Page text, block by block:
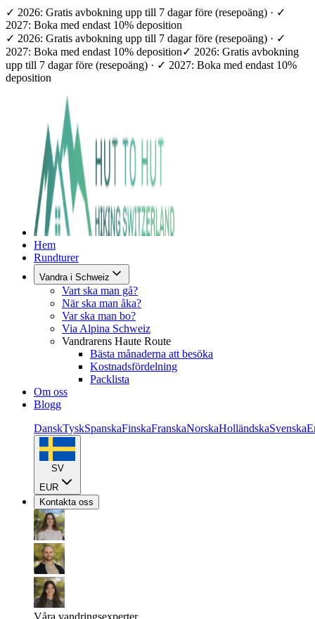
✓ 2026: Gratis avbokning upp till 7 dagar före (resepoäng) · ✓
2027: Boka med endast 10% deposition
✓ 2026: Gratis avbokning upp till 7 dagar före (resepoäng) · ✓
2027: Boka med endast 10% deposition✓ 2026: Gratis avbokning
upp till 7 dagar före (resepoäng) · ✓ 2027: Boka med endast 10%
deposition
Hem
Rundturer
Vandra i Schweiz
Vart ska man gå?
När ska man åka?
Var ska man bo?
Via Alpina Schweiz
Vandrarens Haute Route
Bästa månaderna att besöka
Kostnadsfördelning
Packlista
Om oss
Blogg
DanskTyskSpanskaFinskaFranskaNorskaHolländskaSvenska
SV
EUR
Kontakta oss
Våra vandringsexperter